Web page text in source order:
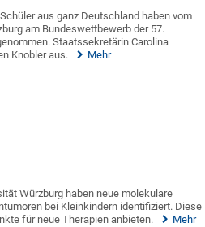
aus ganz Deutschland haben vom
am Bundeswettbewerb der 57.
Staatssekretärin Carolina
Knobler aus.
Mehr
Würzburg haben neue molekulare
bei Kleinkindern identifiziert. Diese
für neue Therapien anbieten.
Mehr